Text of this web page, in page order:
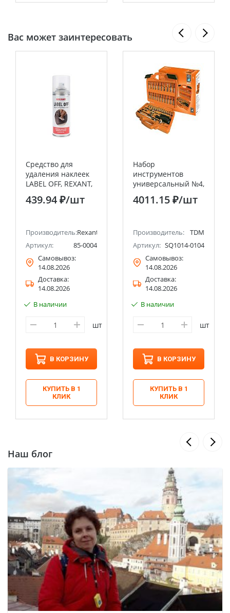
Вас может заинтересовать
Средство для
удаления наклеек
LABEL OFF, REXANT,
150 мл, аэрозоль
439.94 ₽/шт
Производитель:Rexant
Артикул:
85-0004
Самовывоз:
14.08.2026
Доставка:
14.08.2026
В наличии
шт
В КОРЗИНУ
КУПИТЬ В 1
КЛИК
Набор
инструментов
универсальный №4,
46 позиций, CR-V
сталь "Алмаз" TDM
4011.15 ₽/шт
Производитель:
TDM
Артикул: SQ1014-0104
Самовывоз:
14.08.2026
Доставка:
14.08.2026
В наличии
шт
В КОРЗИНУ
КУПИТЬ В 1
КЛИК
Наш блог